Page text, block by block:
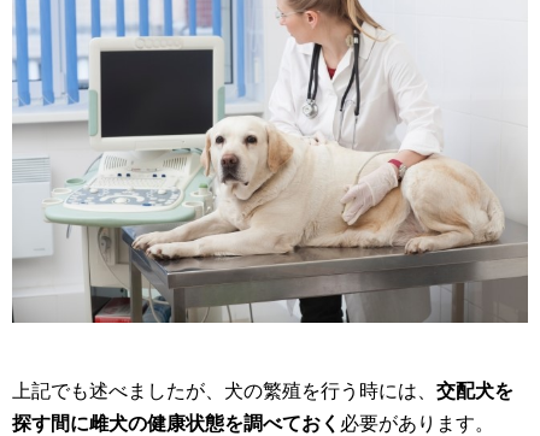
上記でも述べましたが、犬の繁殖を行う時には、 交配犬を
探す間に雌犬の健康状態を調べておく 必要があります。